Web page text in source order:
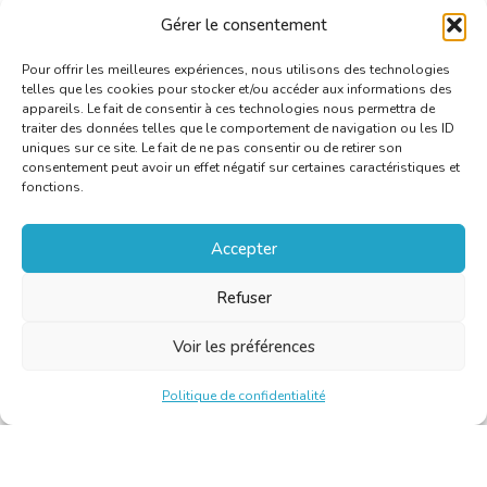
Gérer le consentement
Pour offrir les meilleures expériences, nous utilisons des technologies
telles que les cookies pour stocker et/ou accéder aux informations des
appareils. Le fait de consentir à ces technologies nous permettra de
traiter des données telles que le comportement de navigation ou les ID
uniques sur ce site. Le fait de ne pas consentir ou de retirer son
consentement peut avoir un effet négatif sur certaines caractéristiques et
fonctions.
Accepter
Refuser
Voir les préférences
Politique de confidentialité